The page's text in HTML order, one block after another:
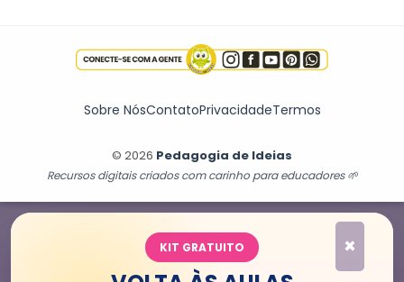
Sobre NósContatoPrivacidadeTermos
© 2026 Pedagogia de Ideias
Recursos digitais criados com carinho para educadores 🌱
×
KIT GRATUITO